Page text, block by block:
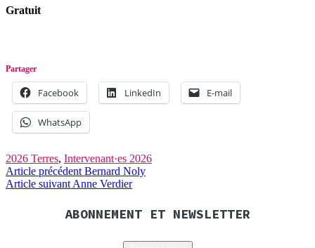
Gratuit
Partager
Facebook LinkedIn E-mail
WhatsApp
2026 Terres, Intervenant·es 2026
Navigation
Article précédent Bernard Noly
Article suivant Anne Verdier
ABONNEMENT ET NEWSLETTER